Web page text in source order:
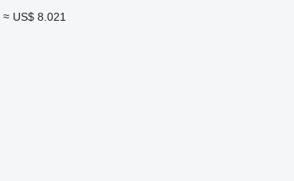
≈ US$ 8.021